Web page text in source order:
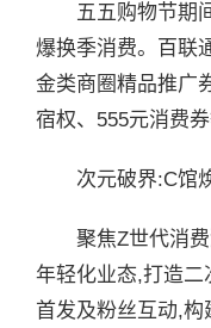
五五购物节期
爆换季消费。百联
金类商圈精品推广
宿权、555元消费券
次元破界:C馆
聚焦Z世代消
年轻化业态,打造二
首发及粉丝互动,